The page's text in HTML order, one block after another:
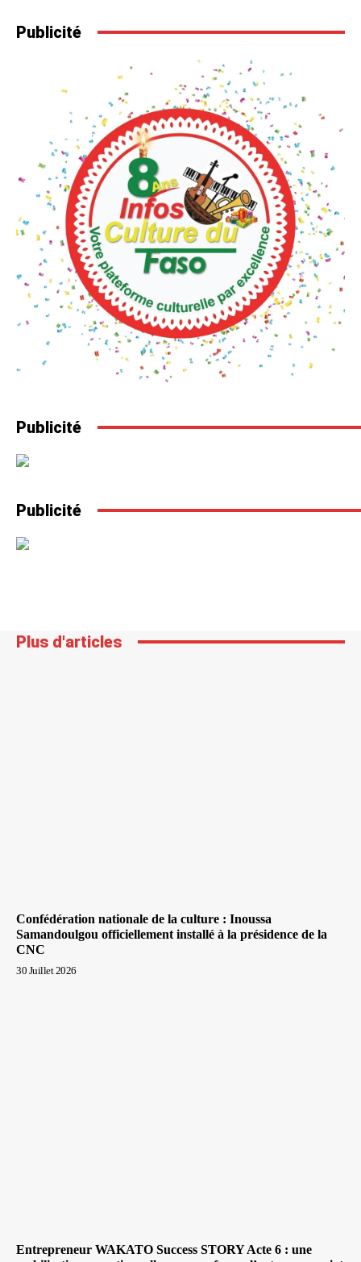
Publicité
Publicité
Publicité
Plus d'articles
Confédération nationale de la culture : Inoussa
Samandoulgou officiellement installé à la présidence de la
CNC
30 Juillet 2026
Entrepreneur WAKATO Success STORY Acte 6 : une